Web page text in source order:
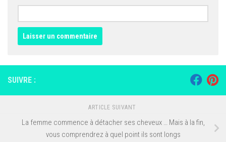
SUIVRE :
ARTICLE SUIVANT
La femme commence à détacher ses cheveux … Mais à la fin,
vous comprendrez à quel point ils sont longs